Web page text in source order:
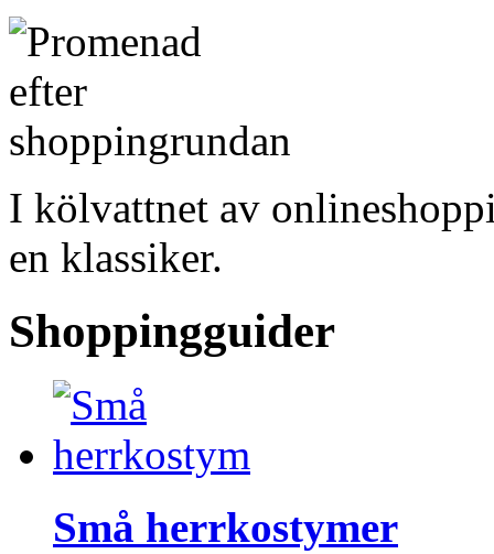
I kölvattnet av
en klassiker.
Shoppingguider
Små herrkostymer